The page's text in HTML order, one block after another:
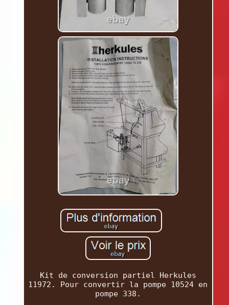
Kit de conversion partiel Herkules
11972. Pour convertir la pompe 10524 en
pompe 338.